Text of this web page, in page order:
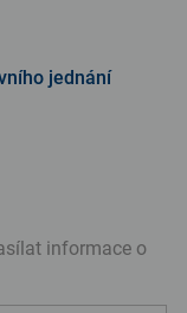
jednání
informace o